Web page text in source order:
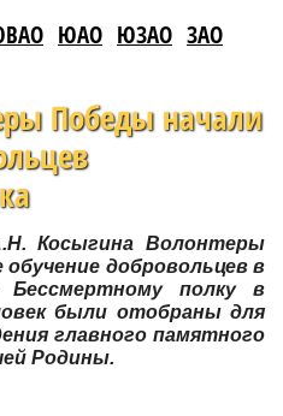
ЮАО ЮЗАО ЗАО
Победы начали
Косыгина Волонтеры
добровольцев в
Бессмертному полку в
были отобраны для
главного памятного
Родины.